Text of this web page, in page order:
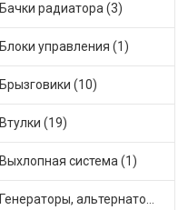
Бачки радиатора (3)
Блоки управления (1)
Брызговики (10)
Втулки (19)
Выхлопная система (1)
Генераторы, альтернаторы и комплектующие (43)